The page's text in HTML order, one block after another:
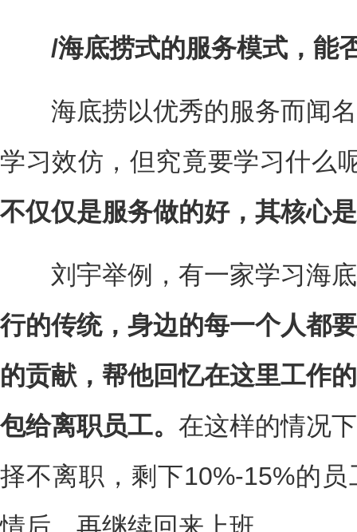
/海底捞式的服务模式，能
海底捞以优秀的服务而闻名
学习效仿，但究竟要学习什么
不仅仅是服务做的好，其核心
刘宇举例，有一家学习海底
行的传统，身边的每一个人都
的贡献，帮他回忆在这里工作
包给离职员工。 在这样的情况
择不离职，剩下10%-15%的